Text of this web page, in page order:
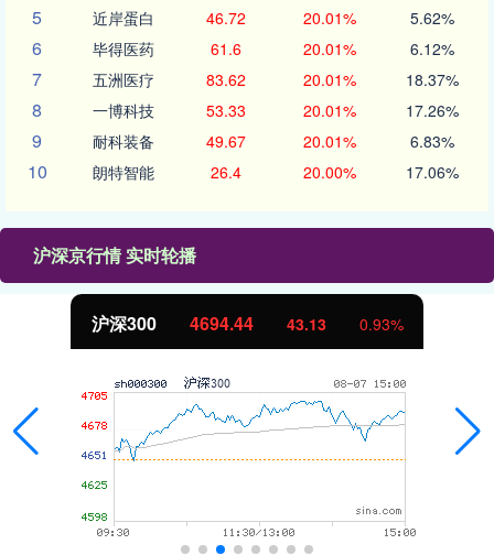
5 近岸蛋白 46.72 20.01% 5.62%
6 毕得医药 61.6 20.01% 6.12%
7 五洲医疗 83.62 20.01% 18.37%
8 一博科技 53.33 20.01% 17.26%
9 耐科装备 49.67 20.01% 6.83%
10 朗特智能 26.4 20.00% 17.06%
沪深京行情 实时轮播
北证50 1134.24 11.37 1.01%